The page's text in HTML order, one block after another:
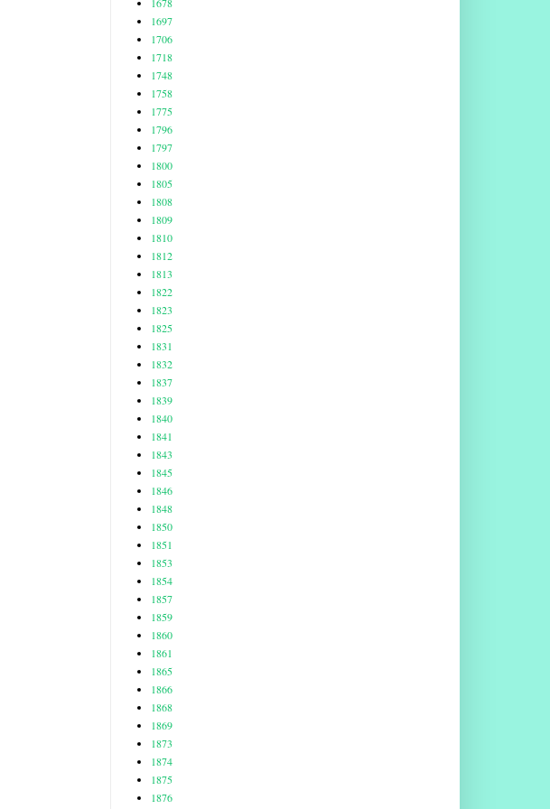
1697
1706
1718
1748
1758
1775
1796
1797
1800
1805
1808
1809
1810
1812
1813
1822
1823
1825
1831
1832
1837
1839
1840
1841
1843
1845
1846
1848
1850
1851
1853
1854
1857
1859
1860
1861
1865
1866
1868
1869
1873
1874
1875
1876